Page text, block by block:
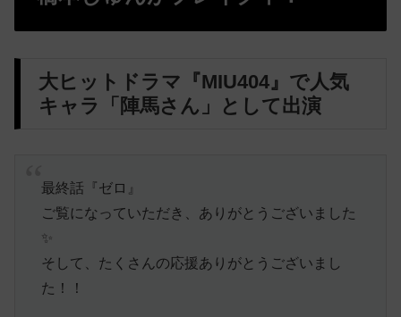
大ヒットドラマ『MIU404』で人気
キャラ「陣馬さん」として出演
最終話『ゼロ』
ご覧になっていただき、ありがとうございました
✨
そして、たくさんの応援ありがとうございまし
た！！